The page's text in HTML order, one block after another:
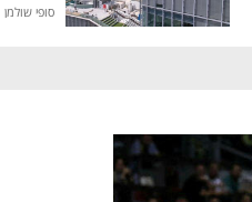
סופי שולמן